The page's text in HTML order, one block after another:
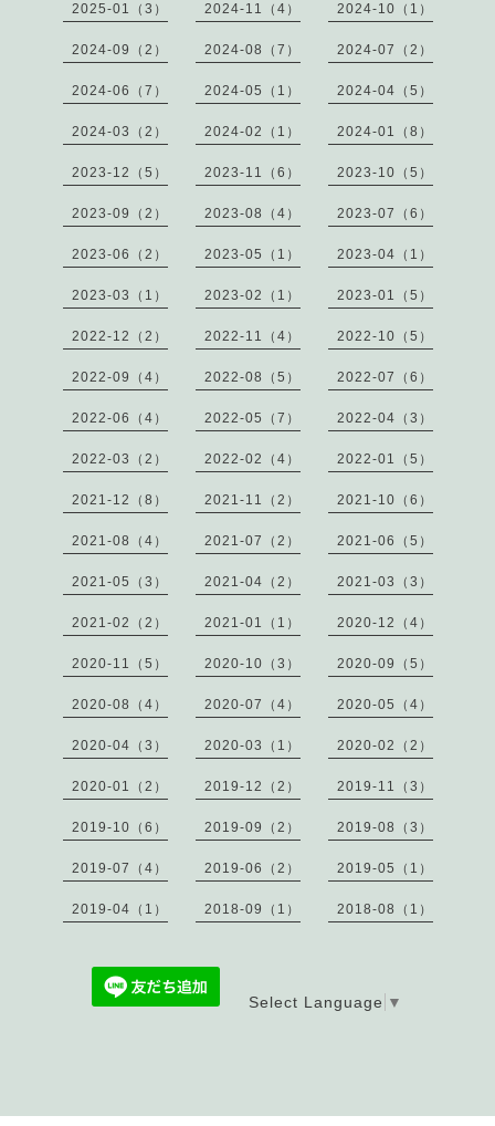
2025-01（3） 2024-11（4） 2024-10（1）
2024-09（2） 2024-08（7） 2024-07（2）
2024-06（7） 2024-05（1） 2024-04（5）
2024-03（2） 2024-02（1） 2024-01（8）
2023-12（5） 2023-11（6） 2023-10（5）
2023-09（2） 2023-08（4） 2023-07（6）
2023-06（2） 2023-05（1） 2023-04（1）
2023-03（1） 2023-02（1） 2023-01（5）
2022-12（2） 2022-11（4） 2022-10（5）
2022-09（4） 2022-08（5） 2022-07（6）
2022-06（4） 2022-05（7） 2022-04（3）
2022-03（2） 2022-02（4） 2022-01（5）
2021-12（8） 2021-11（2） 2021-10（6）
2021-08（4） 2021-07（2） 2021-06（5）
2021-05（3） 2021-04（2） 2021-03（3）
2021-02（2） 2021-01（1） 2020-12（4）
2020-11（5） 2020-10（3） 2020-09（5）
2020-08（4） 2020-07（4） 2020-05（4）
2020-04（3） 2020-03（1） 2020-02（2）
2020-01（2） 2019-12（2） 2019-11（3）
2019-10（6） 2019-09（2） 2019-08（3）
2019-07（4） 2019-06（2） 2019-05（1）
2019-04（1） 2018-09（1） 2018-08（1）
Select Language ▼